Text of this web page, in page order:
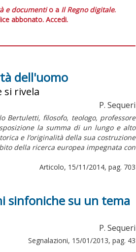
e documentio a Il Regno digitale.
abbonato. Accedi.
dell'uomo
si rivela
P. Sequeri
Bertuletti, filosofo, teologo, professore
la summa di un lungo e alto
e l’originalità della sua costruzione
della ricerca europea impegnata con
Articolo, 15/11/2014, pag. 703
sinfoniche su un tema
P. Sequeri
Segnalazioni, 15/01/2013, pag. 43